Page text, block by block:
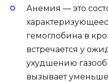
Анемия — это
гемоглобина в
встречается у
ухудшению
вызывает